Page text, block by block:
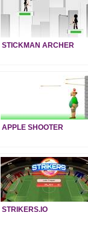
STICKMAN ARCHER
APPLE SHOOTER
STRIKERS.IO